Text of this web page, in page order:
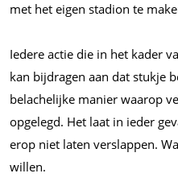
met het eigen stadion te
Iedere actie die in het kader
kan bijdragen aan dat stukje
belachelijke manier waarop
opgelegd. Het laat in ieder
erop niet laten verslappen.
willen.